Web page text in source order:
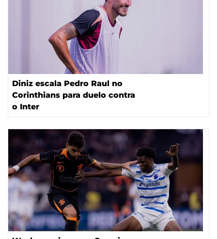
Diniz escala Pedro Raul no
Corinthians para duelo contra
o Inter